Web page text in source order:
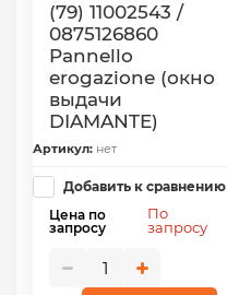
(79) 11002543 /
0875126860
Pannello
erogazione (окно
выдачи
DIAMANTE)
Артикул: нет
Добавить к сравнению
Цена по
запросу
По
запросу